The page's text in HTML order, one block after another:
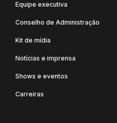
Equipe executiva
Conselho de Administração
Kit de mídia
Notícias e imprensa
Shows e eventos
Carreiras